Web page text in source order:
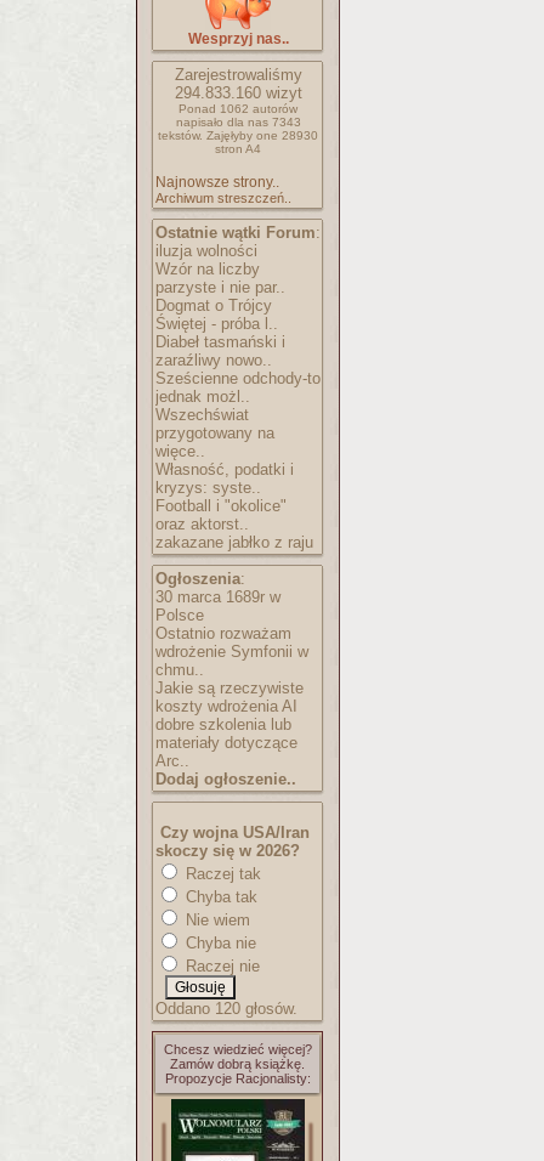
Wesprzyj nas..
Zarejestrowaliśmy
294.833.160wizyt
Ponad 1062 autorów
napisało dla nas 7343
tekstów. Zajęłyby one 28930
stron A4
Najnowsze strony..
Archiwum streszczeń..
Ostatnie wątki Forum:
iluzja wolności
Wzór na liczby
parzyste i nie par..
Dogmat o Trójcy
Świętej - próba l..
Diabeł tasmański i
zaraźliwy nowo..
Sześcienne odchody-to
jednak możl..
Wszechświat
przygotowany na
więce..
Własność, podatki i
kryzys: syste..
Football i "okolice"
oraz aktorst..
zakazane jabłko z raju
Ogłoszenia:
30 marca 1689r w
Polsce
Ostatnio rozważam
wdrożenie Symfonii w
chmu..
Jakie są rzeczywiste
koszty wdrożenia AI
dobre szkolenia lub
materiały dotyczące
Arc..
Dodaj ogłoszenie..
Czy wojna USA/Iran
skoczy się w 2026?
Raczej tak
Chyba tak
Nie wiem
Chyba nie
Raczej nie
Oddano 120 głosów.
Chcesz wiedzieć więcej?
Zamów dobrą książkę.
Propozycje Racjonalisty: